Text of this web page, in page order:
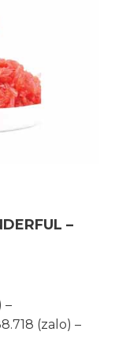
–
–
(zalo) –